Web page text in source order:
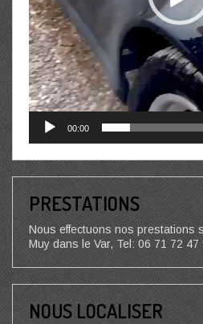
00:00
PRESTATIONS
Nous effectuons nos prestations
Muy dans le Var, Tel: 06 71 72 47
NOUS LOCALISER